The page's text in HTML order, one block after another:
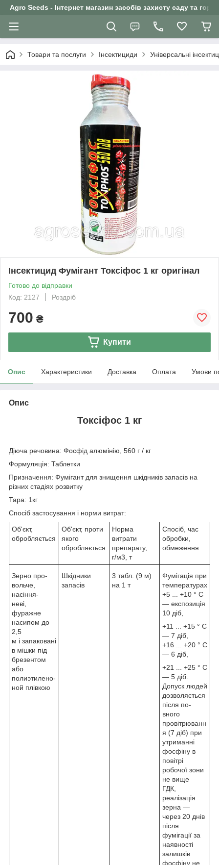
Agro Seeds - Інтернет магазин засобів захисту саду та
Товари та послуги Інсектициди Універсальні
Інсектицид Фумігант Токсіфос 1 кг оригінал
Готово до відправки
Код: 2127
Роздріб
700 ₴
Купити
Опис Характеристики Доставка Оплата Умови
Опис
Токсіфос 1 кг
Діюча речовина: Фосфід алюмінію, 560 г / кг
Формуляція: Таблетки
Призначення: Фумігант для знищення шкідників запасів на
різних стадіях розвитку
Тара: 1кг
Спосіб застосування і норми витрат:
Об'єкт,
обробляється
Об'єкт, проти
якого
обробляється
Норма
витрати
препарату,
г/м3, т
Спосіб, час
обробки,
обмеження
Зерно про-
вольче,
насіння-
неві,
фуражне
насипом до
2,5
м і запаковані
в мішки під
брезентом
або
полиэтилено-
ной плівкою
Шкідники
запасів
3 табл. (9 м)
на 1 т
Фумігація при
температурах
+5 ... +10 ° С
― експозиція
10 діб,
+11 ... +15 ° С
― 7 діб,
+16 ... +20 ° С
― 6 діб,
+21 ... +25 ° С
― 5 діб.
Допуск людей
дозволяється
після по-
вного
провітрюванн
я (7 діб) при
утриманні
фосфіну в
повітрі
робочої зони
не вище
ГДК,
реалізація
зерна ―
через 20 днів
після
фумігації за
наявності
залишків
фосфіну не